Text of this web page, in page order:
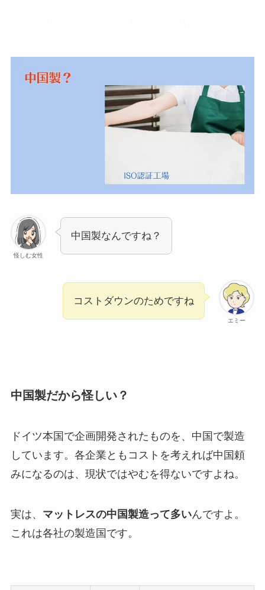
怪しむ女性
中国製なんですね？
エミー
コストダウンのためですね
中国製だから怪しい？
ドイツ本国で企画開発されたものを、中国で製造
しています。各企業ともコストを考えれば中国頼
みになるのは、現状ではやむを得ないですよね。
実は、 マットレスの中国製造って多いんですよ。
これは各社の製造国です。